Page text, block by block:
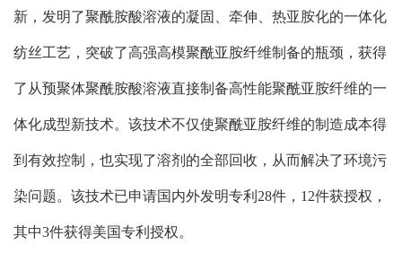
新，发明了聚酰胺酸溶液的凝固、牵伸、热亚胺化的一体化
纺丝工艺，突破了高强高模聚酰亚胺纤维制备的瓶颈，获得
了从预聚体聚酰胺酸溶液直接制备高性能聚酰亚胺纤维的一
体化成型新技术。该技术不仅使聚酰亚胺纤维的制造成本得
到有效控制，也实现了溶剂的全部回收，从而解决了环境污
染问题。该技术已申请国内外发明专利28件，12件获授权，
其中3件获得美国专利授权。